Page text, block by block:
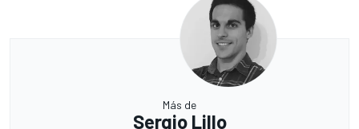
Más de
Sergio Lillo